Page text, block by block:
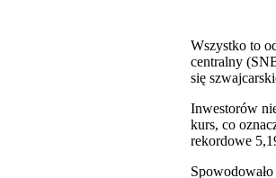
Wszystko to
centralny
się
Inwestorów
kurs, co
rekordowe